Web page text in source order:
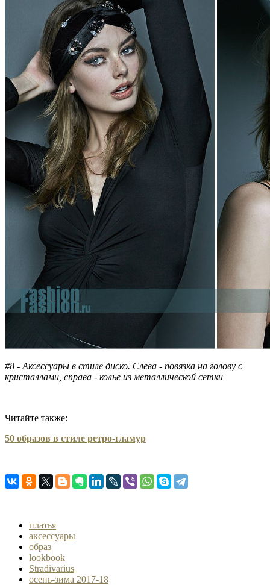
#8 - Аксессуары в стиле диско. Слева - повязка на голову с
кристаллами, справа - колье из металлической сетки
Читайте также:
50 образов в стиле ретро-гламур
платья
аксессуары
образ
lookbook
Stradivarius
осень-зима 2017-18